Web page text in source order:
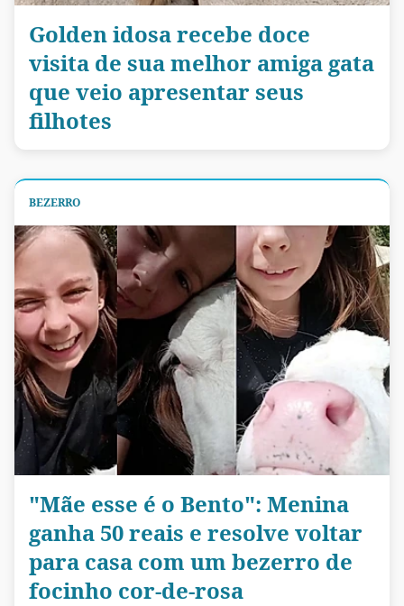
Golden idosa recebe doce
visita de sua melhor amiga gata
que veio apresentar seus
filhotes
BEZERRO
"Mãe esse é o Bento": Menina
ganha 50 reais e resolve voltar
para casa com um bezerro de
focinho cor-de-rosa